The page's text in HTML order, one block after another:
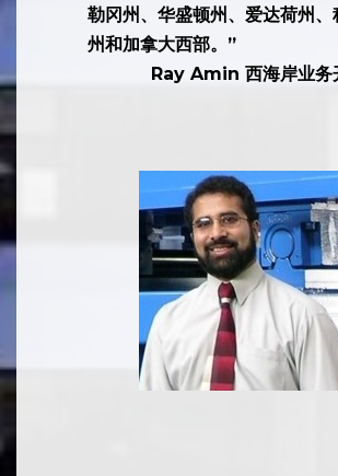
包括亚利桑那州、内华达州、犹
勒冈州、华盛顿州、爱达荷州、
州和加拿大西部。”